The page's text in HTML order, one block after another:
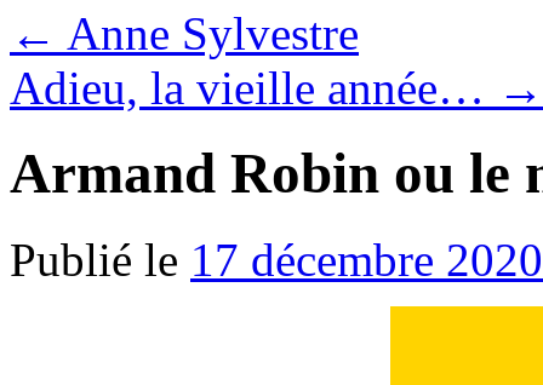
← Anne Sylvestre
Adieu, la vieille année… →
Armand Robin ou le
Publié le 17 décembre 2020